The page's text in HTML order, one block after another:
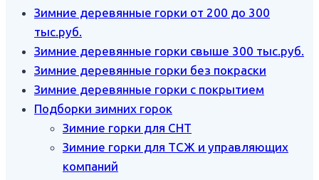
Зимние деревянные горки от 200 до 300
тыс.руб.
Зимние деревянные горки свыше 300 тыс.руб.
Зимние деревянные горки без покраски
Зимние деревянные горки с покрытием
Подборки зимних горок
Зимние горки для СНТ
Зимние горки для ТСЖ и управляющих
компаний